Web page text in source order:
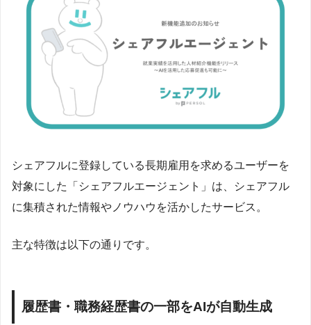
シェアフルに登録している長期雇用を求めるユーザーを
対象にした「シェアフルエージェント」は、シェアフル
に集積された情報やノウハウを活かしたサービス。
主な特徴は以下の通りです。
履歴書・職務経歴書の一部をAIが自動生成